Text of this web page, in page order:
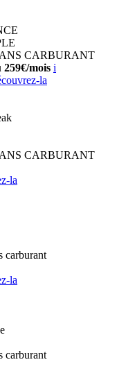
CARBURANT
mois i
la
CARBURANT
la
carburant
la
carburant